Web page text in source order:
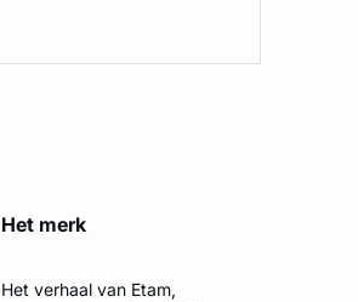
Het merk
Het verhaal van Etam,